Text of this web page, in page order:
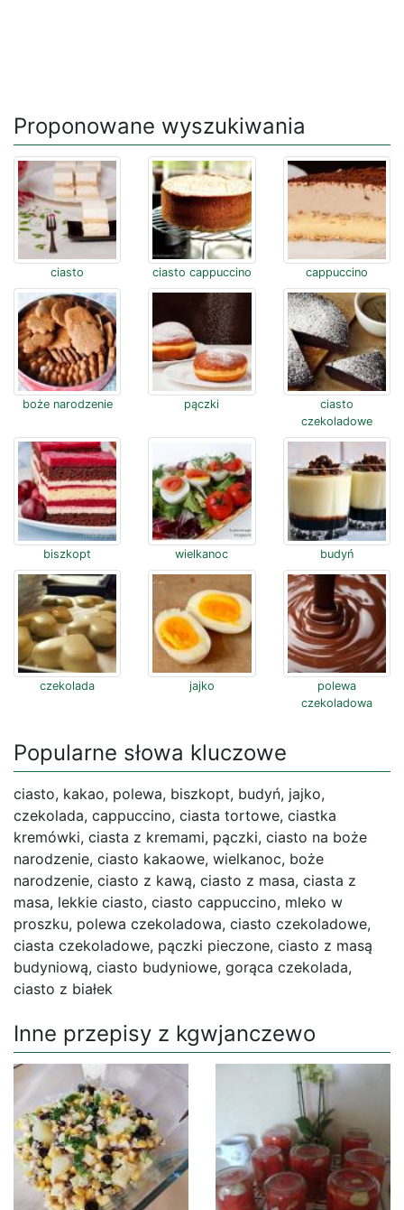
Proponowane wyszukiwania
ciasto ciasto cappuccino cappuccino
boże narodzenie pączki
ciasto
czekoladowe
biszkopt wielkanoc budyń
czekolada jajko
polewa
czekoladowa
Popularne słowa kluczowe
ciasto, kakao, polewa, biszkopt, budyń, jajko,
czekolada, cappuccino, ciasta tortowe, ciastka
kremówki, ciasta z kremami, pączki, ciasto na boże
narodzenie, ciasto kakaowe, wielkanoc, boże
narodzenie, ciasto z kawą, ciasto z masa, ciasta z
masa, lekkie ciasto, ciasto cappuccino, mleko w
proszku, polewa czekoladowa, ciasto czekoladowe,
ciasta czekoladowe, pączki pieczone, ciasto z masą
budyniową, ciasto budyniowe, gorąca czekolada,
ciasto z białek
Inne przepisy z kgwjanczewo